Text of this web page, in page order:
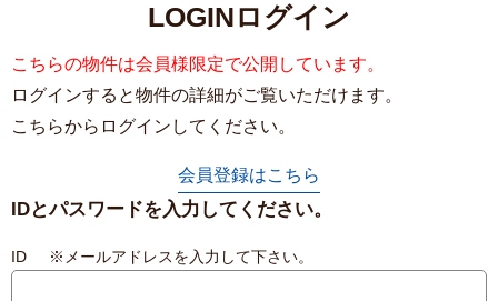
LOGINログイン
こちらの物件は会員様限定で公開しています。
ログインすると物件の詳細がご覧いただけます。
こちらからログインしてください。
会員登録はこちら
IDとパスワードを入力してください。
ID ※メールアドレスを入力して下さい。